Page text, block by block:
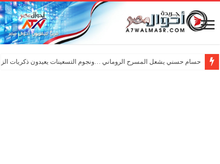
حسام حسني يشعل المسرح الروماني …ونجوم التسعينات يعيدون ذكريات